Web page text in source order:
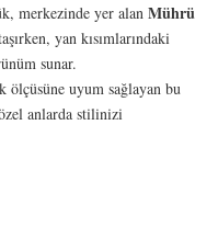
merkezinde yer alan Mührü
yan kısımlarındaki
sunar.
ölçüsüne uyum sağlayan bu
anlarda stilinizi